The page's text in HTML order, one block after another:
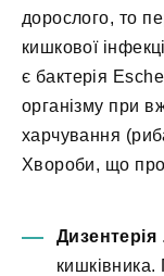
дорослого, то
кишкової
є бактерія
організму при
харчування
Хвороби, що
Дизентерія